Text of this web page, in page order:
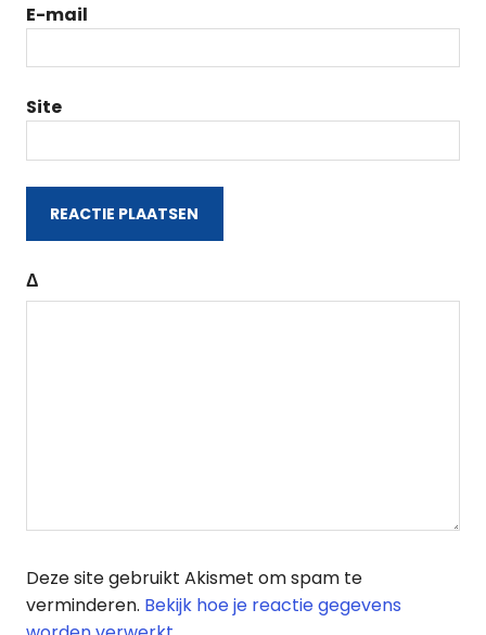
E-mail
Site
Δ
Deze site gebruikt Akismet om spam te
verminderen. Bekijk hoe je reactie gegevens